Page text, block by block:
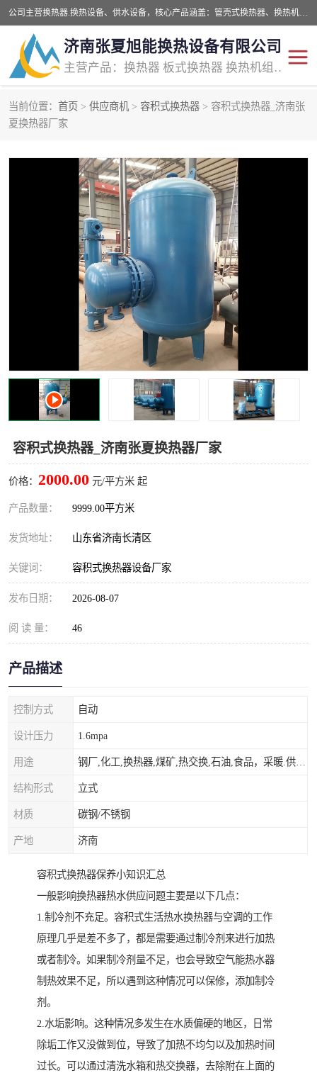
公司主营换热器.换热设备、供水设备，核心产品涵盖：管壳式换热器、换热机组、不锈钢组合式水箱、水处理设备等，提供非标设备集生产、销售、安装一体化服务，可满足全国酒店、学校、医院、商业综合体、工业项目等多场景换热与供水需求。
济南张夏旭能换热设备有限公司
主营产品：换热器 板式换热器 换热机组 供水设备 水处理设备
当前位置： 首页 > 供应商机 > 容积式换热器 > 容积式换热器_济南张
夏换热器厂家
容积式换热器_济南张夏换热器厂家
价格： 2000.00 元/平方米 起
产品数量： 9999.00平方米
发货地址： 山东省济南长清区
关键词： 容积式换热器设备厂家
发布日期： 2026-08-07
阅 读 量： 46
产品描述
控制方式 自动
设计压力 1.6mpa
用途
结构形式 立式
材质 碳钢/不锈钢
产地 济南
容积式换热器保养小知识汇总
一般影响换热器热水供应问题主要是以下几点：
1.制冷剂不充足。容积式生活热水换热器与空调的工作
原理几乎是差不多了，都是需要通过制冷剂来进行加热
或者制冷。如果制冷剂量不足，也会导致空气能热水器
制热效果不足，所以遇到这种情况可以保修，添加制冷
剂。
2.水垢影响。这种情况多发生在水质偏硬的地区，日常
除垢工作又没做到位，导致了加热不均匀以及加热时间
过长。可以通过清洗水箱和热交换器，去除附在上面的
管壳式换热器
汽水换热机组 板式换热设备
板式换热机组 定压补水装置
囊式膨胀水箱 水处理器设备
智能供水设备 锅炉辅机设备
非标加工设备